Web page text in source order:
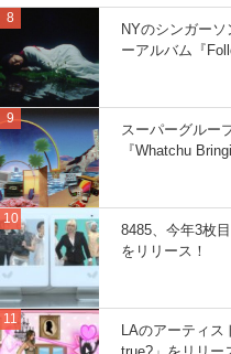
NYのシンガー
ーアルバム『
スーパーグルー
『Whatchu
8485、今年3枚
をリリース！
LAのアーティ